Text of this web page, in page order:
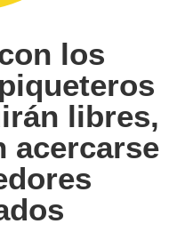
los
libres,
acercarse